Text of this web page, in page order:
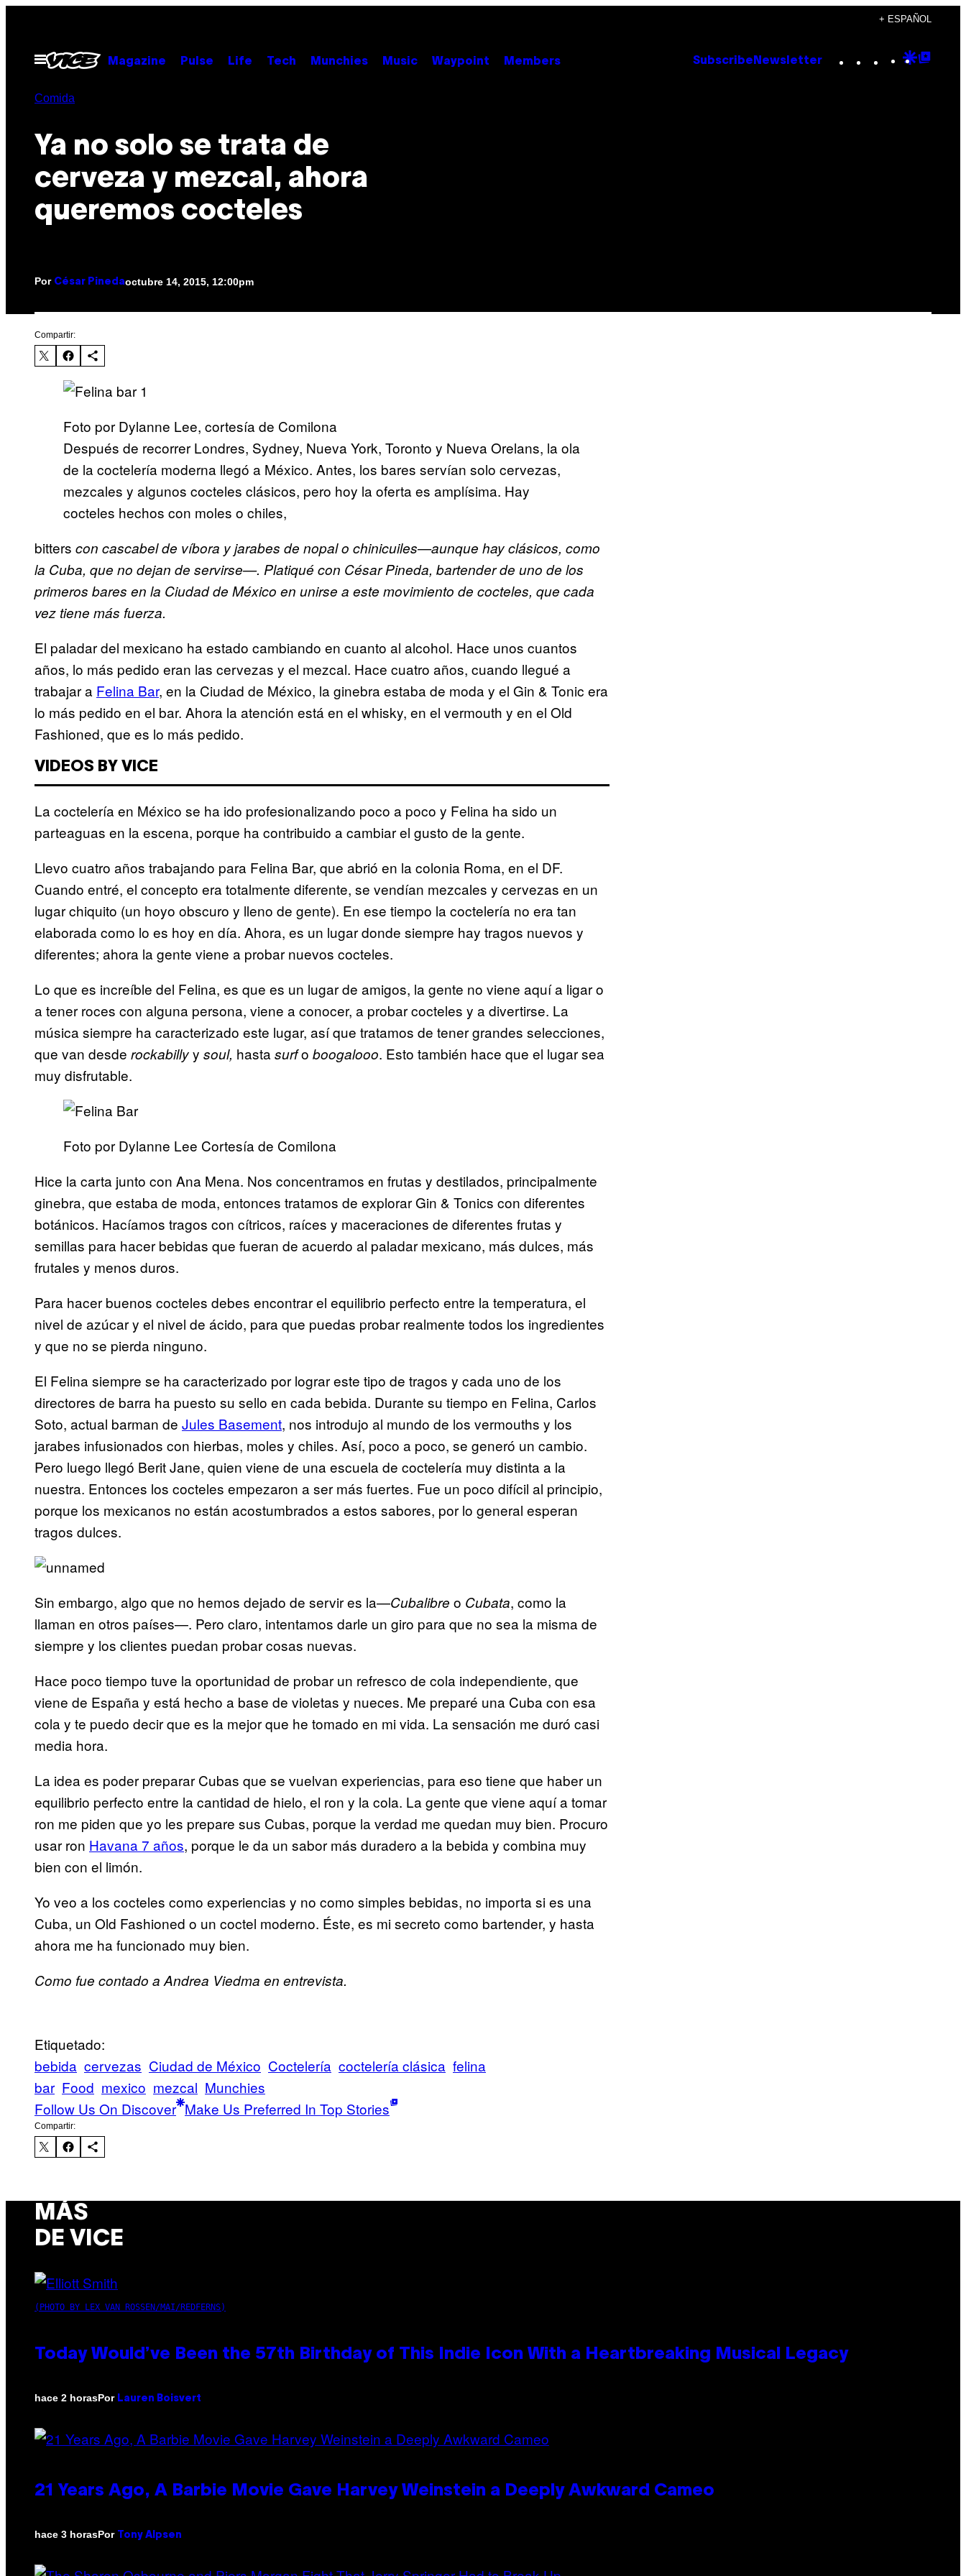
contenido
+ ESPAÑOL
Abrir
Menú
Magazine Pulse Life Tech Munchies Music Waypoint Members Subscribe Newsletter Instagram
TikTok
YouTube
Google
Comida
Ya no solo se trata de
cerveza y mezcal, ahora
queremos cocteles
Por César Pinedaoctubre 14, 2015, 12:00pm
Compartir:
Foto por Dylanne Lee, cortesía de Comilona
Después de recorrer Londres, Sydney, Nueva York, Toronto y Nueva Orelans, la ola
de la coctelería moderna llegó a México. Antes, los bares servían solo cervezas,
mezcales y algunos cocteles clásicos, pero hoy la oferta es amplísima. Hay
cocteles hechos con moles o chiles,
bitters con cascabel de víbora y jarabes de nopal o chinicuiles—aunque hay clásicos, como
la Cuba, que no dejan de servirse—. Platiqué con César Pineda, bartender de uno de los
primeros bares en la Ciudad de México en unirse a este movimiento de cocteles, que cada
vez tiene más fuerza.
El paladar del mexicano ha estado cambiando en cuanto al alcohol. Hace unos cuantos
años, lo más pedido eran las cervezas y el mezcal. Hace cuatro años, cuando llegué a
trabajar a Felina Bar, en la Ciudad de México, la ginebra estaba de moda y el Gin & Tonic era
lo más pedido en el bar. Ahora la atención está en el whisky, en el vermouth y en el Old
Fashioned, que es lo más pedido.
VIDEOS BY VICE
La coctelería en México se ha ido profesionalizando poco a poco y Felina ha sido un
parteaguas en la escena, porque ha contribuido a cambiar el gusto de la gente.
Llevo cuatro años trabajando para Felina Bar, que abrió en la colonia Roma, en el DF.
Cuando entré, el concepto era totalmente diferente, se vendían mezcales y cervezas en un
lugar chiquito (un hoyo obscuro y lleno de gente). En ese tiempo la coctelería no era tan
elaborada como lo es hoy en día. Ahora, es un lugar donde siempre hay tragos nuevos y
diferentes; ahora la gente viene a probar nuevos cocteles.
Lo que es increíble del Felina, es que es un lugar de amigos, la gente no viene aquí a ligar o
a tener roces con alguna persona, viene a conocer, a probar cocteles y a divertirse. La
música siempre ha caracterizado este lugar, así que tratamos de tener grandes selecciones,
que van desde rockabillyy soul, hasta surfo boogalooo. Esto también hace que el lugar sea
muy disfrutable.
Foto por Dylanne Lee Cortesía de Comilona
Hice la carta junto con Ana Mena. Nos concentramos en frutas y destilados, principalmente
ginebra, que estaba de moda, entonces tratamos de explorar Gin & Tonics con diferentes
botánicos. Hacíamos tragos con cítricos, raíces y maceraciones de diferentes frutas y
semillas para hacer bebidas que fueran de acuerdo al paladar mexicano, más dulces, más
frutales y menos duros.
Para hacer buenos cocteles debes encontrar el equilibrio perfecto entre la temperatura, el
nivel de azúcar y el nivel de ácido, para que puedas probar realmente todos los ingredientes
y que no se pierda ninguno.
El Felina siempre se ha caracterizado por lograr este tipo de tragos y cada uno de los
directores de barra ha puesto su sello en cada bebida. Durante su tiempo en Felina, Carlos
Soto, actual barman de Jules Basement, nos introdujo al mundo de los vermouths y los
jarabes infusionados con hierbas, moles y chiles. Así, poco a poco, se generó un cambio.
Pero luego llegó Berit Jane, quien viene de una escuela de coctelería muy distinta a la
nuestra. Entonces los cocteles empezaron a ser más fuertes. Fue un poco difícil al principio,
porque los mexicanos no están acostumbrados a estos sabores, por lo general esperan
tragos dulces.
Sin embargo, algo que no hemos dejado de servir es la—Cubalibre o Cubata, como la
llaman en otros países—. Pero claro, intentamos darle un giro para que no sea la misma de
siempre y los clientes puedan probar cosas nuevas.
Hace poco tiempo tuve la oportunidad de probar un refresco de cola independiente, que
viene de España y está hecho a base de violetas y nueces. Me preparé una Cuba con esa
cola y te puedo decir que es la mejor que he tomado en mi vida. La sensación me duró casi
media hora.
La idea es poder preparar Cubas que se vuelvan experiencias, para eso tiene que haber un
equilibrio perfecto entre la cantidad de hielo, el ron y la cola. La gente que viene aquí a tomar
ron me piden que yo les prepare sus Cubas, porque la verdad me quedan muy bien. Procuro
usar ron Havana 7 años, porque le da un sabor más duradero a la bebida y combina muy
bien con el limón.
Yo veo a los cocteles como experiencias y no como simples bebidas, no importa si es una
Cuba, un Old Fashioned o un coctel moderno. Éste, es mi secreto como bartender, y hasta
ahora me ha funcionado muy bien.
Como fue contado a Andrea Viedma en entrevista.
Etiquetado:
bebida cervezas Ciudad de México Coctelería coctelería clásica felina
bar Food mexico mezcal Munchies
Follow Us On Discover Make Us Preferred In Top Stories
Compartir:
MÁS
DE VICE
(PHOTO BY LEX VAN ROSSEN/MAI/REDFERNS)
Today Would’ve Been the 57th Birthday of This Indie Icon With a Heartbreaking Musical Legacy
hace 2 horasPor Lauren Boisvert
21 Years Ago, A Barbie Movie Gave Harvey Weinstein a Deeply Awkward Cameo
hace 3 horasPor Tony Alpsen